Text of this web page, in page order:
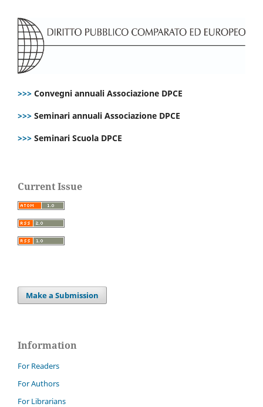
>>> Convegni annuali Associazione DPCE
>>> Seminari annuali Associazione DPCE
>>> Seminari Scuola DPCE
Current Issue
Make a Submission
Information
For Readers
For Authors
For Librarians